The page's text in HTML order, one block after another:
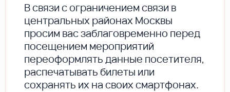
В cвязи с ограничением связи в
центральных районах Москвы
просим вас заблаговременно перед
посещением мероприятий
переоформлять данные посетителя,
распечатывать билеты или
сохранять их на своих смартфонах.